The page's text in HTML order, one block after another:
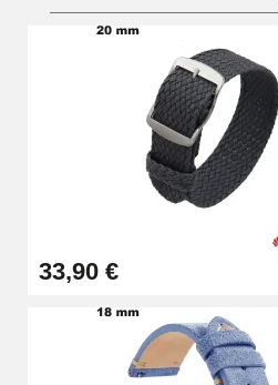
Pied à
9,90 €
Kit Horlogerie
26,90 €
Boîte Pompe
14,08 €
33,90 €